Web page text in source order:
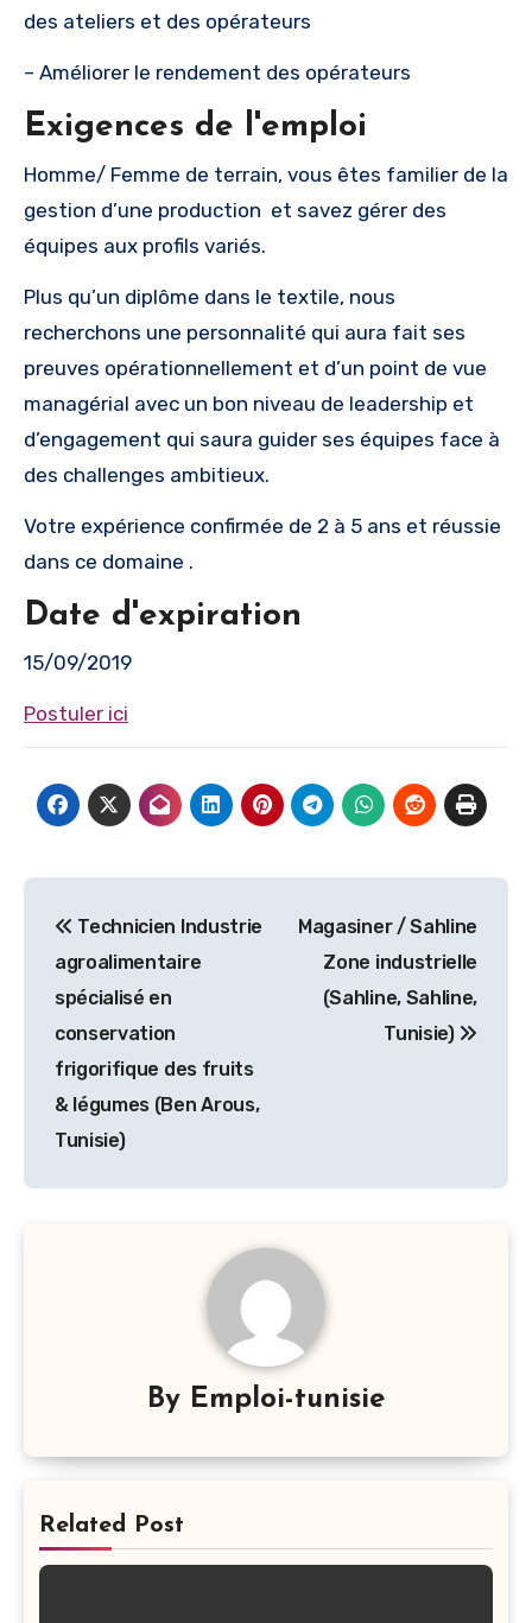
des ateliers et des opérateurs
– Améliorer le rendement des opérateurs
Exigences de l'emploi
Homme/ Femme de terrain, vous êtes familier de la
gestion d’une production et savez gérer des
équipes aux profils variés.
Plus qu’un diplôme dans le textile, nous
recherchons une personnalité qui aura fait ses
preuves opérationnellement et d’un point de vue
managérial avec un bon niveau de leadership et
d’engagement qui saura guider ses équipes face à
des challenges ambitieux.
Votre expérience confirmée de 2 à 5 ans et réussie
dans ce domaine .
Date d'expiration
15/09/2019
Postuler ici
de
l’article
Technicien Industrie
agroalimentaire
spécialisé en
conservation
frigorifique des fruits
& légumes (Ben Arous,
Tunisie)
Magasiner / Sahline
Zone industrielle
(Sahline, Sahline,
Tunisie)
By Emploi-tunisie
Related Post